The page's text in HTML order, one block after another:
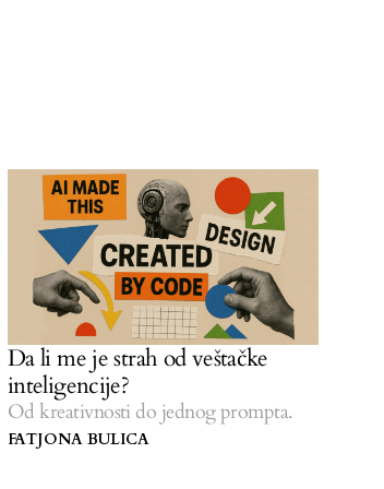
Da li me je strah od veštačke
inteligencije?
Od kreativnosti do jednog prompta.
FATJONA BULICA